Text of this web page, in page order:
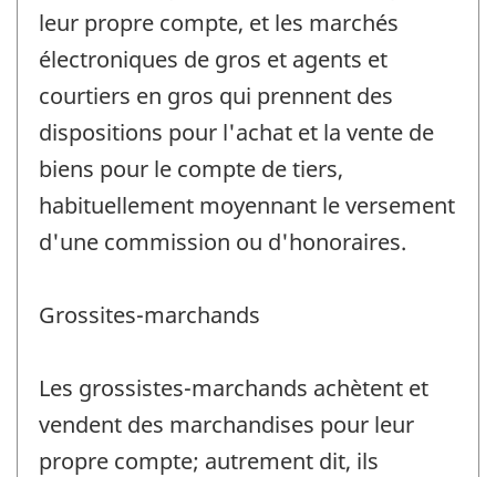
leur propre compte, et les marchés
électroniques de gros et agents et
courtiers en gros qui prennent des
dispositions pour l'achat et la vente de
biens pour le compte de tiers,
habituellement moyennant le versement
d'une commission ou d'honoraires.
Grossites-marchands
Les grossistes-marchands achètent et
vendent des marchandises pour leur
propre compte; autrement dit, ils